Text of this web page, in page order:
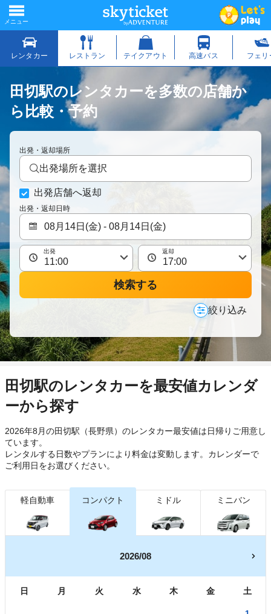
田切駅のレンタカーを多数の店舗か
ら比較・予約
出発・返却場所
出発場所を選択
出発店舗へ返却
出発・返却日時
出発 返却
検索する
絞り込み
田切駅のレンタカーを最安値カレンダ
ーから探す
2026年8月の田切駅（長野県）のレンタカー最安値は日帰り ご用意し
ています。
レンタルする日数やプランにより料金は変動します。カレンダーで
ご利用日をお選びください。
軽自動車 コンパクト ミドル ミニバン
2026/08
日 月 火 水 木 金 土